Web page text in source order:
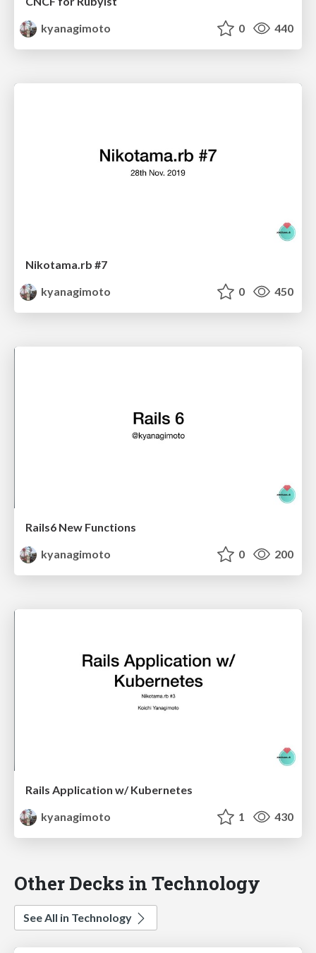
kyanagimoto
0 440
Nikotama.rb #7
kyanagimoto
0 450
Rails6 New Functions
kyanagimoto
0 200
Rails Application w/ Kubernetes
kyanagimoto
1 430
Other Decks in Technology
See All in Technology